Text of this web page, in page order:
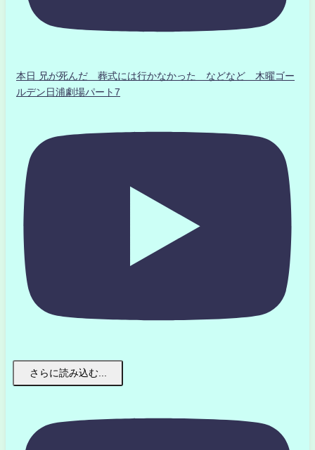
本日 兄が死んだ 葬式には行かなかった などなど 木曜ゴー
ルデン日浦劇場パート7
さらに読み込む...